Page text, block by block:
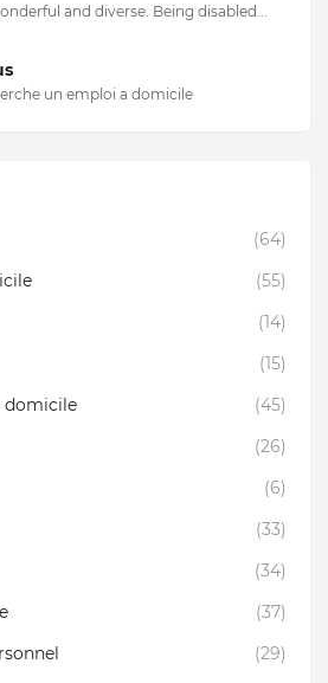
and diverse. Being disabled...
un emploi a domicile
(64)
(55)
(14)
(15)
domicile
(45)
(26)
(6)
(33)
(34)
(37)
(29)